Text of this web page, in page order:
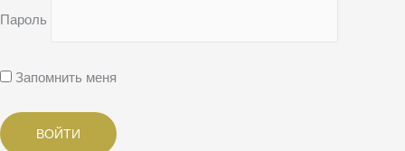
Пароль
Запомнить меня